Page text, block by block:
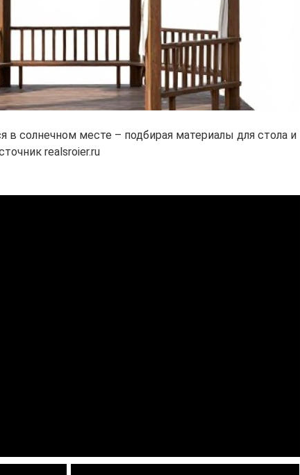
в солнечном месте – подбирая материалы для стола и
realsroier.ru